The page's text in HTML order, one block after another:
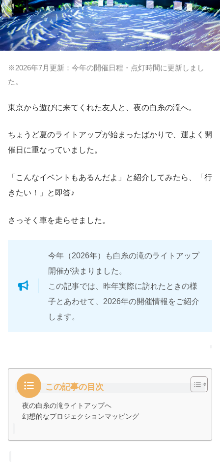
※2026年7月更新：今年の開催日程・点灯時間に更新しまし
た。
東京から遊びに来てくれた友人と、夜の白糸の滝へ。
ちょうど夏のライトアップが始まったばかりで、運よく開
催日に重なっていました。
「こんなイベントもあるんだよ」と紹介してみたら、「行
きたい！」と即答♪
さっそく車を走らせました。
今年（2026年）も白糸の滝のライトアップ
開催が決まりました。
この記事では、昨年実際に訪れたときの様
子とあわせて、2026年の開催情報をご紹介
します。
この記事の目次
夜の白糸の滝ライトアップへ
幻想的なプロジェクションマッピング